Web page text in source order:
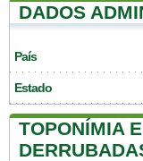
DADOS
País
Estado
TOPONÍMIA